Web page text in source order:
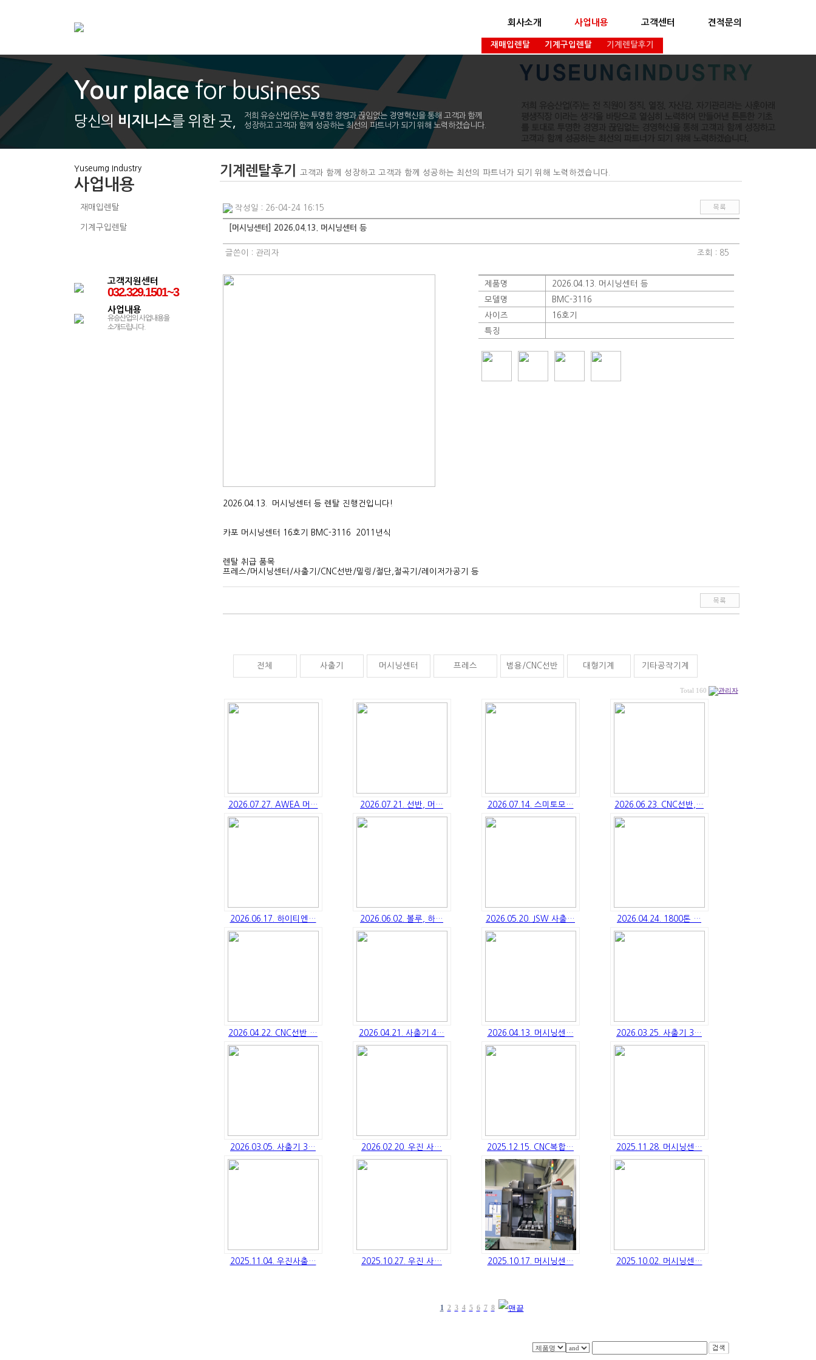
회사소개 사업내용 고객센터 견적문의
재매입렌탈 기계구입렌탈 기계렌탈후기
Your place for business
당신의 비지니스를 위한 곳,
저희 유승산업(주)는 투명한 경영과 끊임없는 경영혁신을 통해 고객과 함께
성장하고 고객과 함께 성공하는 최선의 파트너가 되기 위해 노력하겠습니다.
Yuseumg Industry
사업내용
재매입렌탈
기계구입렌탈
고객지원센터
032.329.1501~3
사업내용
유승산업의 사업내용을
소개드립니다.
기계렌탈후기 고객과 함께 성장하고 고객과 함께 성공하는 최선의 파트너가 되기 위해 노력하겠습니다.
작성일 : 26-04-24 16:15
[머시닝센터] 2026.04.13. 머시닝센터 등
글쓴이 : 관리자 조회 : 85
제품명
2026.04.13. 머시닝센터 등
모델명
BMC-3116
사이즈
16호기
특징
2026.04.13. 머시닝센터 등 렌탈 진행건입니다!
카포 머시닝센터 16호기 BMC-3116 2011년식
렌탈 취급 품목
프레스/머시닝센터/사출기/CNC선반/밀링/절단,절곡기/레이저가공기 등
전체 사출기 머시닝센터 프레스 범용/CNC선반 대형기계 기타공작기계
Total 160
2026.07.27. AWEA 머… 2026.07.21. 선반, 머… 2026.07.14. 스미토모… 2026.06.23. CNC선반,…
2026.06.17. 하이티엔… 2026.06.02. 볼루, 하… 2026.05.20. JSW 사출… 2026.04.24. 1800톤 …
2026.04.22. CNC선반 … 2026.04.21. 사출기 4… 2026.04.13. 머시닝센… 2026.03.25. 사출기 3…
2026.03.05. 사출기 3… 2026.02.20. 우진 사… 2025.12.15. CNC복합… 2025.11.28. 머시닝센…
2025.11.04. 우진사출… 2025.10.27. 우진 사… 2025.10.17. 머시닝센… 2025.10.02. 머시닝센…
1 2 3 4 5 6 7 8